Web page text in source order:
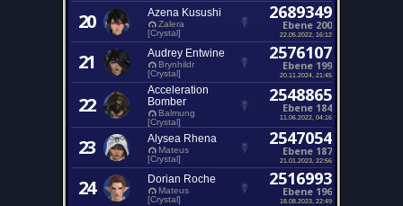
20 Azena Kusushi
Zalera
[Crystal]
2689349
Ebene 200
22.05.2022, 16:12
21 Audrey Entwine
Brynhildr
[Crystal]
2576107
Ebene 199
20.11.2024, 21:45
22
Acceleration
Bomber
Balmung
[Crystal]
2548865
Ebene 184
11.06.2022, 04:16
23 Alysea Rhena
Mateus
[Crystal]
2547054
Ebene 187
21.01.2023, 22:56
24 Dorian Roche
Mateus
[Crystal]
2516993
Ebene 196
18.08.2023, 22:49